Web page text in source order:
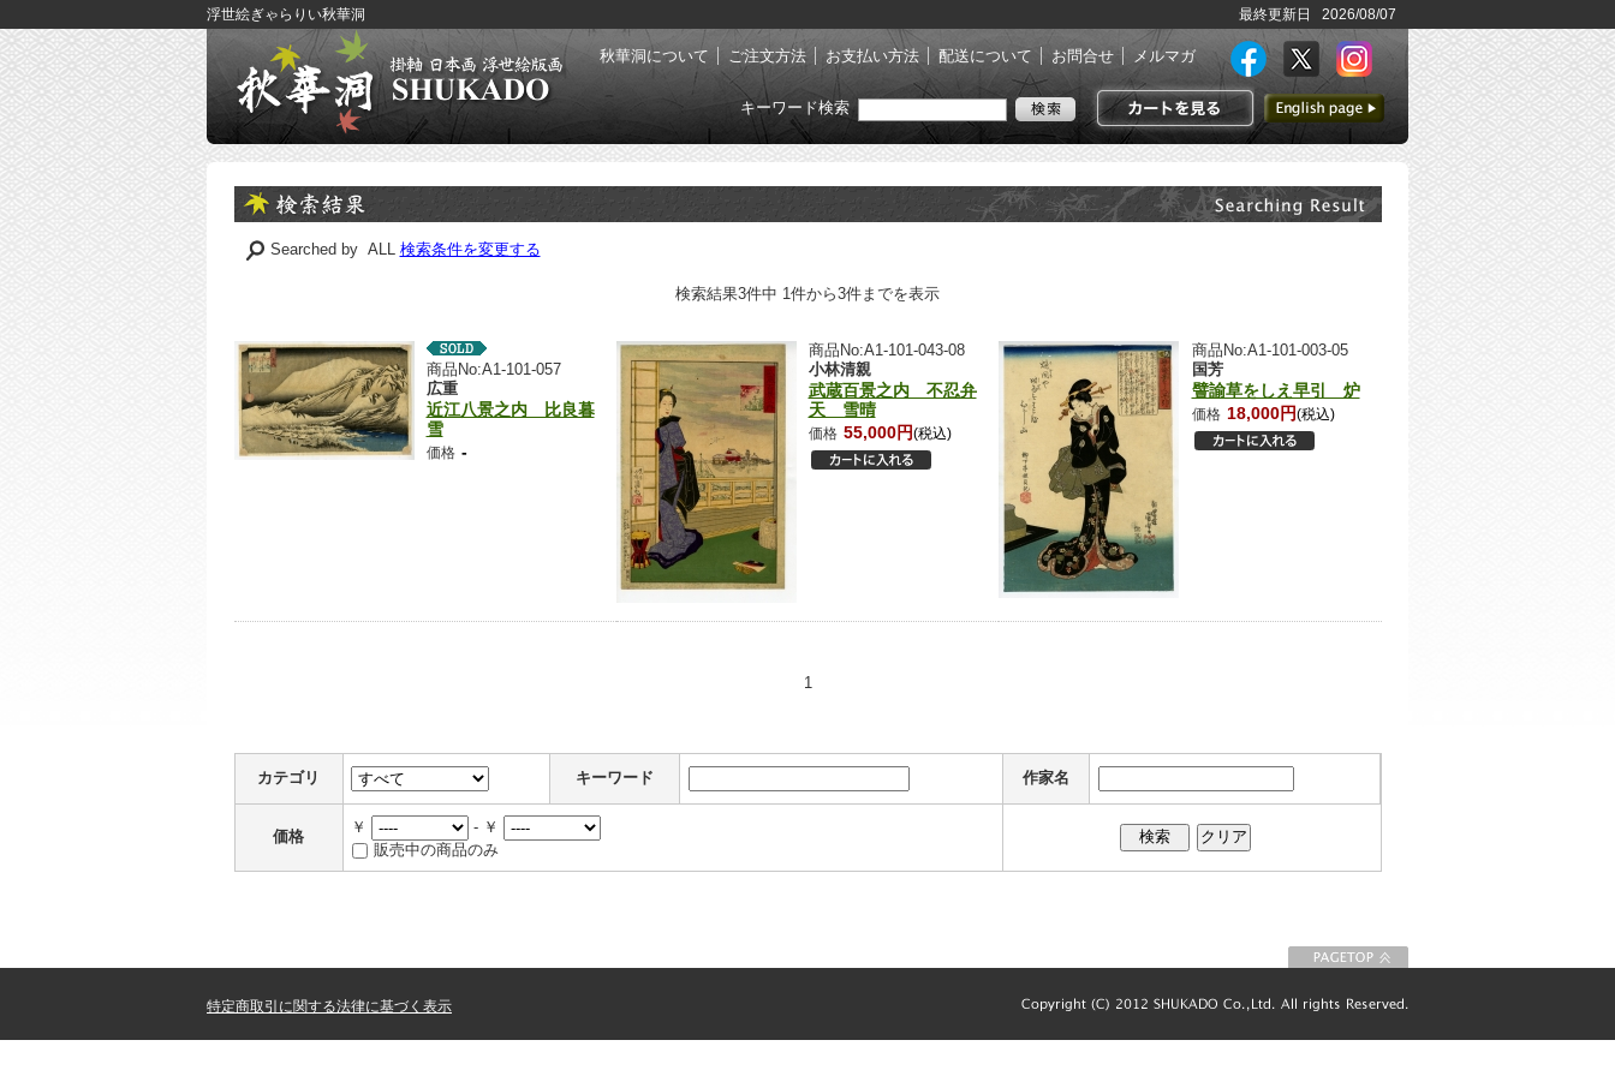
浮世絵ぎゃらりい秋華洞 最終更新日 2026/08/07
秋華洞について ご注文方法 お支払い方法 配送について お問合せ メルマガ
カートを見る
英語ページへ
キーワード検索
Searched by ALL 検索条件を変更する
検索結果3件中 1件から3件までを表示
商品No:A1-101-057
広重
近江八景之内 比良暮
雪
価格 -
商品No:A1-101-043-08
小林清親
武蔵百景之内 不忍弁
天 雪晴
価格 55,000円(税込)
商品No:A1-101-003-05
国芳
譬諭草をしえ早引 炉
価格 18,000円(税込)
1
カテゴリ キーワード 作家名
価格
￥
- ￥
販売中の商品のみ
頭に戻る
特定商取引に関する法律に基づく表示